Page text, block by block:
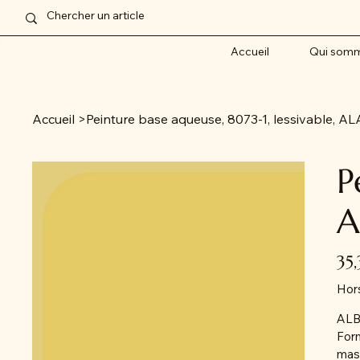
Accueil Qui
Accueil >Peinture base aqueuse, 8073-1, lessivable,
Prix